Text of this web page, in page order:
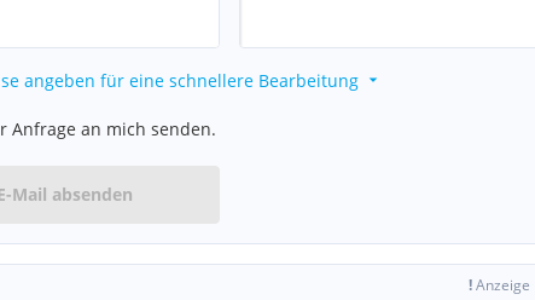
vermittelnden Dritten ein
angeben für eine schnellere Bearbeitung
Anfrage an mich senden.
Mail absenden
!Anzeige